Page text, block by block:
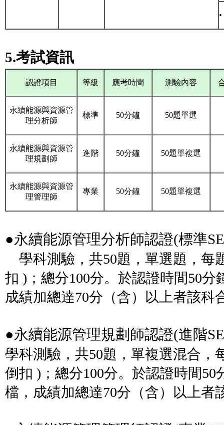
5.考試資訊
認證項目 等級 應考時間 測驗內容
永續能源與資源管
理分析師
標準 50分鐘 50題單選
永續能源與資源管
理規劃師
進階 50分鐘 50題單複選
永續能源與資源管
理管理師
專業 50分鐘 50題單複選
●永續能源管理分析師認證(標準
學科測驗，共50題，單選題，每
扣 )；總分100分。於認證時間50分
成績加總達70分（含）以上者該科
●永續能源管理規劃師認證(進階
學科測驗，共50題，單複選混合，
倒扣 )；總分100分。於認證時間50
檔，成績加總達70分（含）以上者